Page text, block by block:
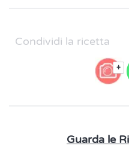
Condividi la ricetta
+
Guarda le